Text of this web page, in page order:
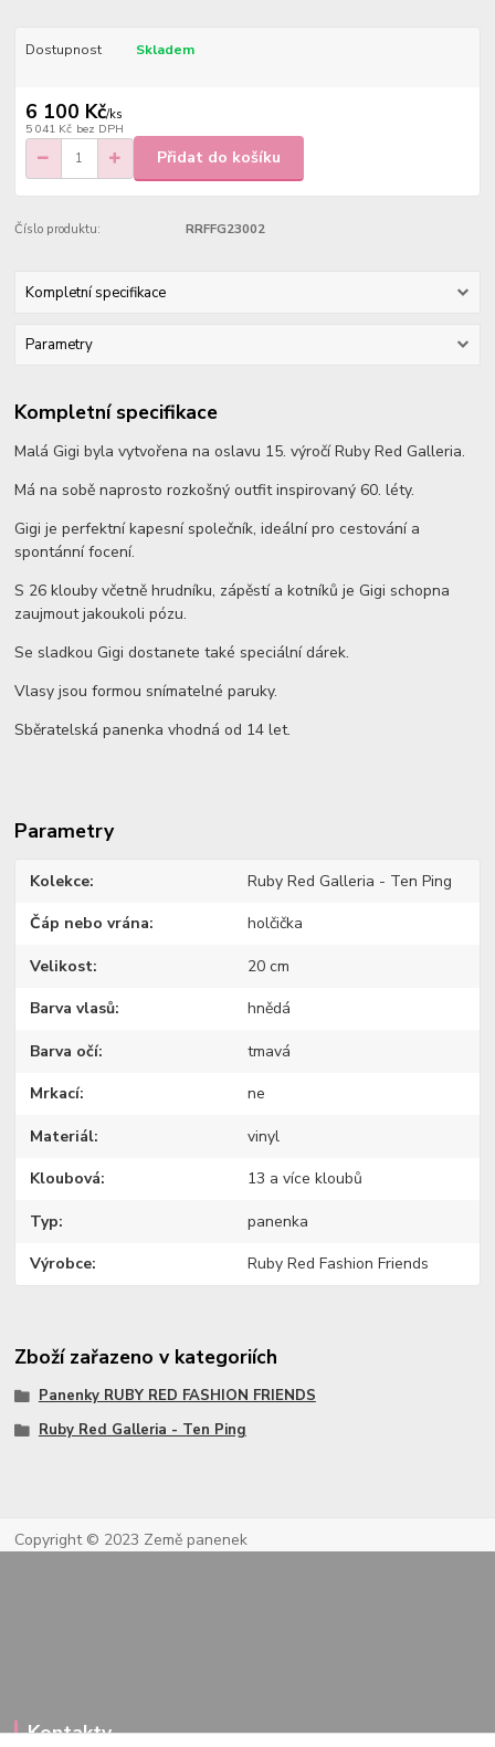
Dostupnost Skladem
6 100 Kč/ks
5 041 Kč bez DPH
Přidat do košíku
Číslo produktu: RRFFG23002
Kompletní specifikace
Parametry
Kompletní specifikace
Malá Gigi byla vytvořena na oslavu 15. výročí Ruby Red Galleria.
Má na sobě naprosto rozkošný outfit inspirovaný 60. léty.
Gigi je perfektní kapesní společník, ideální pro cestování a
spontánní focení.
S 26 klouby včetně hrudníku, zápěstí a kotníků je Gigi schopna
zaujmout jakoukoli pózu.
Se sladkou Gigi dostanete také speciální dárek.
Vlasy jsou formou snímatelné paruky.
Sběratelská panenka vhodná od 14 let.
Parametry
Kolekce Ruby Red Galleria - Ten Ping
Čáp nebo vrána holčička
Velikost 20 cm
Barva vlasů hnědá
Barva očí tmavá
Mrkací ne
Materiál vinyl
Kloubová 13 a více kloubů
Typ panenka
Výrobce Ruby Red Fashion Friends
Zboží zařazeno v kategoriích
Panenky RUBY RED FASHION FRIENDS
Ruby Red Galleria - Ten Ping
Copyright © 2023 Země panenek
Kontakty